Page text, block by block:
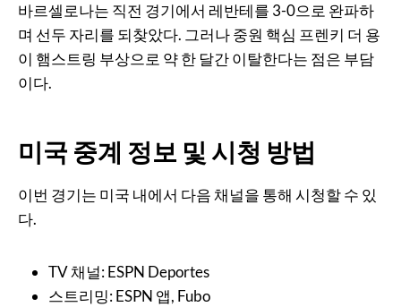
바르셀로나는 직전 경기에서 레반테를 3-0으로 완파하
며 선두 자리를 되찾았다. 그러나 중원 핵심 프렌키 더 용
이 햄스트링 부상으로 약 한 달간 이탈한다는 점은 부담
이다.
미국 중계 정보 및 시청 방법
이번 경기는 미국 내에서 다음 채널을 통해 시청할 수 있
다.
TV 채널: ESPN Deportes
스트리밍: ESPN 앱, Fubo